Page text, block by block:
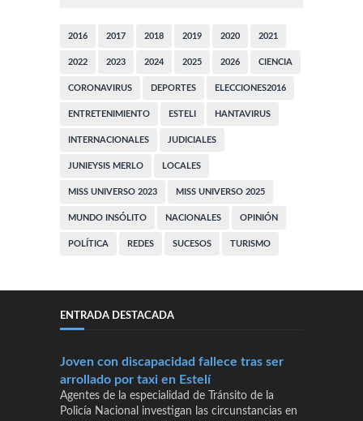
2016 2017 2018 2019 2020 2021
2022 2023 2024 2025 2026 CIENCIA
CORONAVIRUS DEPORTES ELECCIONES2016
ENTRETENIMIENTO ESTELI HANTAVIRUS
INTERNACIONALES JUDICIALES
JUNIEYSIS MERLO LOCALES
MISS UNIVERSO 2023 MISS UNIVERSO 2025
MUNDO INSÓLITO NACIONALES OPINIÓN
POLÍTICA REDES SUCESOS TURISMO
ENTRADA DESTACADA
Joven con discapacidad fallece tras ser
arrollado por taxi en Estelí
Agentes de la especialidad de Tránsito de la
Policía Nacional investigan las circunstancias en